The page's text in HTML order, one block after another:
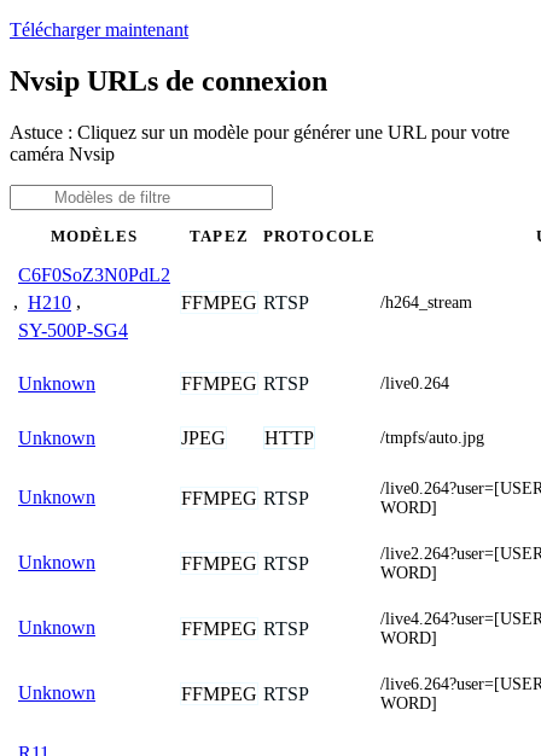
Télécharger maintenant
Nvsip URLs de connexion
Astuce : Cliquez sur un modèle pour générer une URL pour votre
caméra Nvsip
MODÈLES TAPEZ PROTOCOLE
C6F0SoZ3N0PdL2
, H210 ,
SY-500P-SG4
FFMPEG RTSP /h264_stream
Unknown FFMPEG RTSP /live0.264
Unknown JPEG HTTP /tmpfs/auto.jpg
Unknown FFMPEG RTSP
/
WORD]
Unknown FFMPEG RTSP
/
WORD]
Unknown FFMPEG RTSP
/
WORD]
Unknown FFMPEG RTSP
/
WORD]